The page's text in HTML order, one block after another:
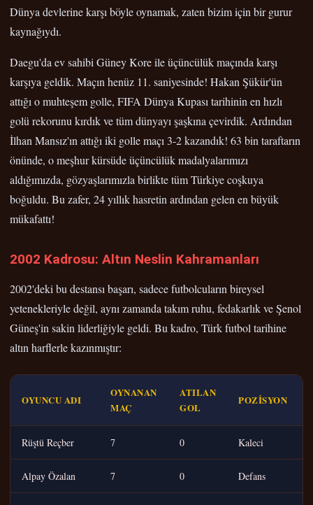
Dünya devlerine karşı böyle oynamak, zaten bizim için bir gurur
kaynağıydı.
Daegu'da ev sahibi Güney Kore ile üçüncülük maçında karşı
karşıya geldik. Maçın henüz 11. saniyesinde! Hakan Şükür'ün
attığı o muhteşem golle, FIFA Dünya Kupası tarihinin en hızlı
golü rekorunu kırdık ve tüm dünyayı şaşkına çevirdik. Ardından
İlhan Mansız'ın attığı iki golle maçı 3-2 kazandık! 63 bin taraftarın
önünde, o meşhur kürsüde üçüncülük madalyalarımızı
aldığımızda, gözyaşlarımızla birlikte tüm Türkiye coşkuya
boğuldu. Bu zafer, 24 yıllık hasretin ardından gelen en büyük
mükafattı!
2002 Kadrosu: Altın Neslin Kahramanları
2002'deki bu destansı başarı, sadece futbolcuların bireysel
yetenekleriyle değil, aynı zamanda takım ruhu, fedakarlık ve Şenol
Güneş'in sakin liderliğiyle geldi. Bu kadro, Türk futbol tarihine
altın harflerle kazınmıştır:
OYUNCU ADI
OYNANAN
MAÇ
ATILAN
GOL
POZISYON
Rüştü Reçber 7 0 Kaleci
Alpay Özalan 7 0 Defans